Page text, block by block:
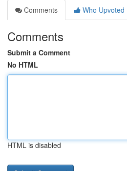
Comments
Who Upvoted
Comments
Submit a Comment
No HTML
HTML is disabled